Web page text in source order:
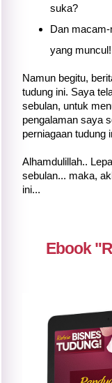
suka?
Dan
yang muncul!
Namun begitu,
tudung ini. Saya
sebulan, untuk
pengalaman saya
perniagaan tudung
Alhamdulillah..
sebulan... maka,
ini...
Ebook